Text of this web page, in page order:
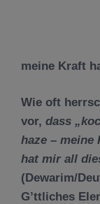
meine Kraft
Wie oft
vor, dass
haze – meine
hat mir all
(Dewarim/
G’ttliches